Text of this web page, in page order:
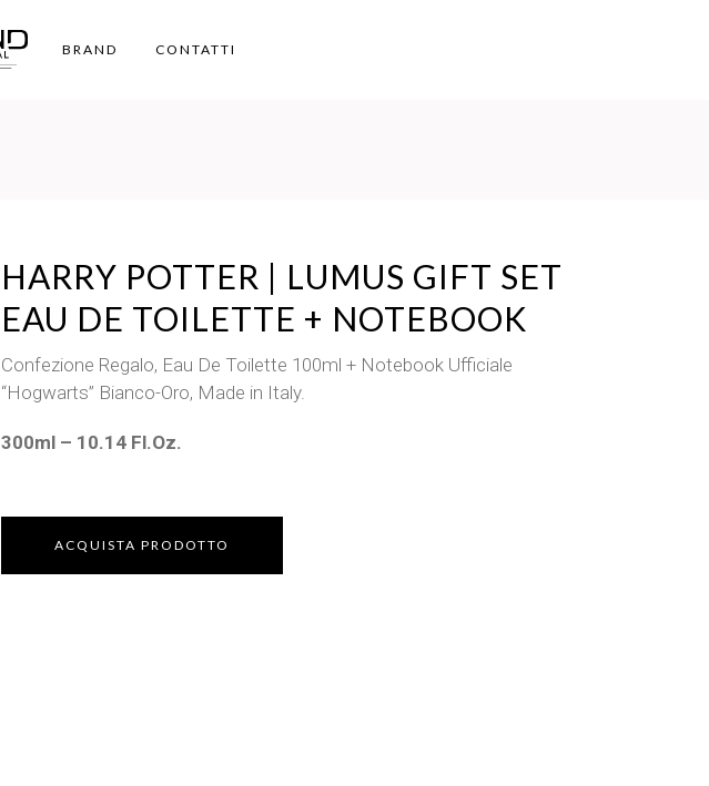
BRAND CONTATTI
HARRY POTTER | LUMUS GIFT SET
EAU DE TOILETTE + NOTEBOOK
Confezione Regalo, Eau De Toilette 100ml + Notebook Ufficiale
“Hogwarts” Bianco-Oro, Made in Italy.
300ml – 10.14 Fl.Oz.
ACQUISTA PRODOTTO